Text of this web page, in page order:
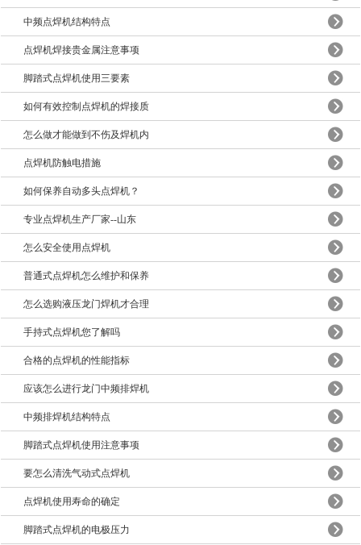
中频点焊机结构特点
点焊机焊接贵金属注意事项
脚踏式点焊机使用三要素
如何有效控制点焊机的焊接质
怎么做才能做到不伤及焊机内
点焊机防触电措施
如何保养自动多头点焊机？
专业点焊机生产厂家--山东
怎么安全使用点焊机
普通式点焊机怎么维护和保养
怎么选购液压龙门焊机才合理
手持式点焊机您了解吗
合格的点焊机的性能指标
应该怎么进行龙门中频排焊机
中频排焊机结构特点
脚踏式点焊机使用注意事项
要怎么清洗气动式点焊机
点焊机使用寿命的确定
脚踏式点焊机的电极压力